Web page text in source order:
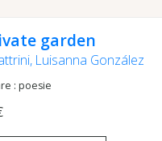
garden
Luisanna González
: poesie